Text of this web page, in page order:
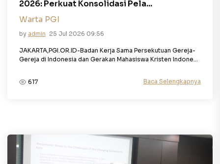
2026: Perkuat Konsolidasi Pela...
Warta PGI
by admin 25 Jul 2026 09:56
JAKARTA,PGI.OR.ID-Badan Kerja Sama Persekutuan Gereja-
Gereja di Indonesia dan Gerakan Mahasiswa Kristen Indone...
617 Baca Selengkapnya